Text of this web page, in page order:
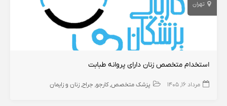
تهران
استخدام متخصص زنان دارای پروانه طبابت
مرداد ۱۶, ۱۴۰۵ پزشک متخصص کارجو جراح زنان و زایمان